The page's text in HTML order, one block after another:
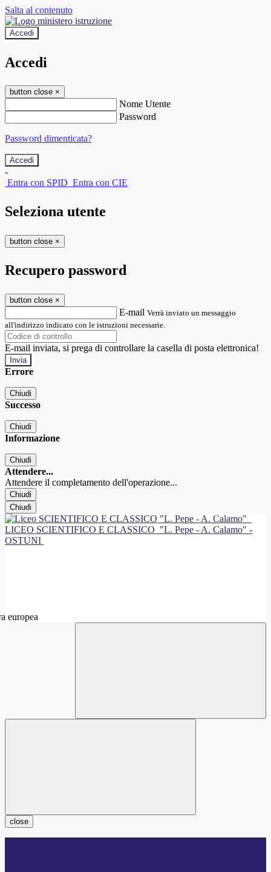
Salta al contenuto
Accedi
Accedi
button close ×
Nome Utente
Password
Password dimenticata?
-
Entra con SPID Entra con CIE
Seleziona utente
button close ×
Recupero password
button close ×
E-mail Verrà inviato un messaggio
all'indirizzo indicato con le istruzioni necessarie.
E-mail inviata, si prega di controllare la casella di posta elettronica!
Errore
Chiudi
Successo
Chiudi
Informazione
Chiudi
Attendere...
Attendere il completamento dell'operazione...
Chiudi
Chiudi
LICEO SCIENTIFICO E CLASSICO "L. Pepe - A. Calamo" -
OSTUNI
close